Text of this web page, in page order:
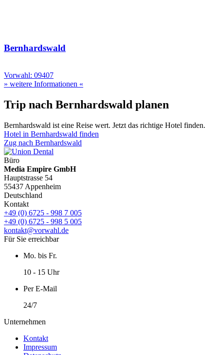
Bernhardswald
Vorwahl: 09407
» weitere Informationen «
Trip nach Bernhardswald planen
Bernhardswald ist eine Reise wert. Jetzt das richtige Hotel finden.
Hotel in Bernhardswald finden
Zug nach Bernhardswald
Büro
Media Empire GmbH
Hauptstrasse 54
55437 Appenheim
Deutschland
Kontakt
+49 (0) 6725 - 998 7 005
+49 (0) 6725 - 998 5 005
kontakt@vorwahl.de
Für Sie erreichbar
Mo. bis Fr.
10 - 15 Uhr
Per E-Mail
24/7
Unternehmen
Kontakt
Impressum